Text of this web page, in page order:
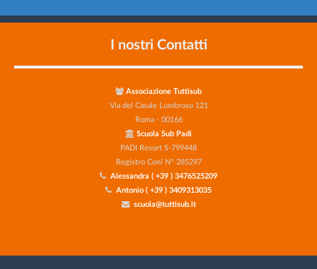
I nostri Contatti
Associazione Tuttisub
Via del Casale Lumbroso 121
Roma - 00166
Scuola Sub Padi
PADI Resort S-799448
Registro Coni N° 285297
Alessandra ( +39 ) 3476525209
Antonio ( +39 ) 3409313035
scuola@tuttisub.it